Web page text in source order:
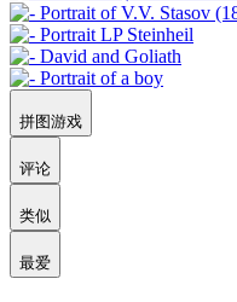
拼图游戏
评论
类似
最爱